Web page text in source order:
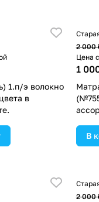
1.п/э волокно
в
2 000
Цена
1
В
2 000